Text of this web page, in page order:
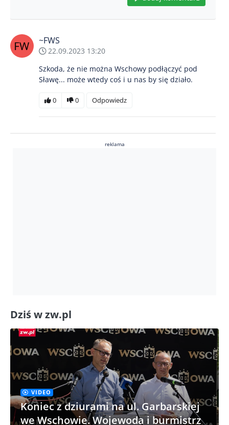
~FWS
22.09.2023 13:20
Szkoda, że nie można Wschowy podłączyć pod
Sławę... może wtedy coś i u nas by się działo.
0 0 Odpowiedz
reklama
Dziś w zw.pl
VIDEO
Koniec z dziurami na ul. Garbarskiej
we Wschowie. Wojewoda i burmistrz